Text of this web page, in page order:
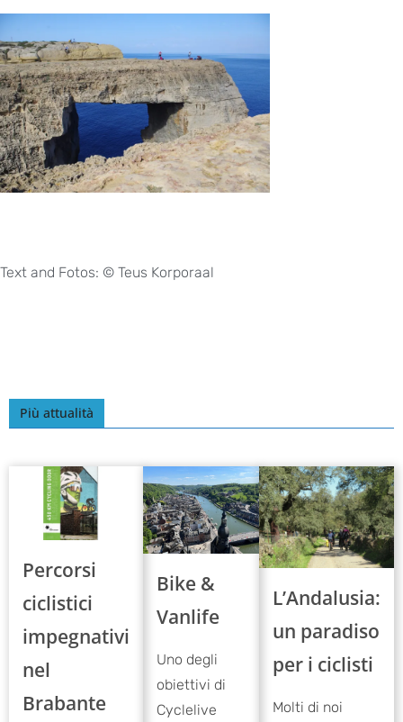
Text and Fotos: © Teus Korporaal
Più attualità
Percorsi
ciclistici
impegnativi
nel
Brabante
Bike &
Vanlife
Uno degli
obiettivi di
Cyclelive
L’Andalusia:
un paradiso
per i ciclisti
Molti di noi